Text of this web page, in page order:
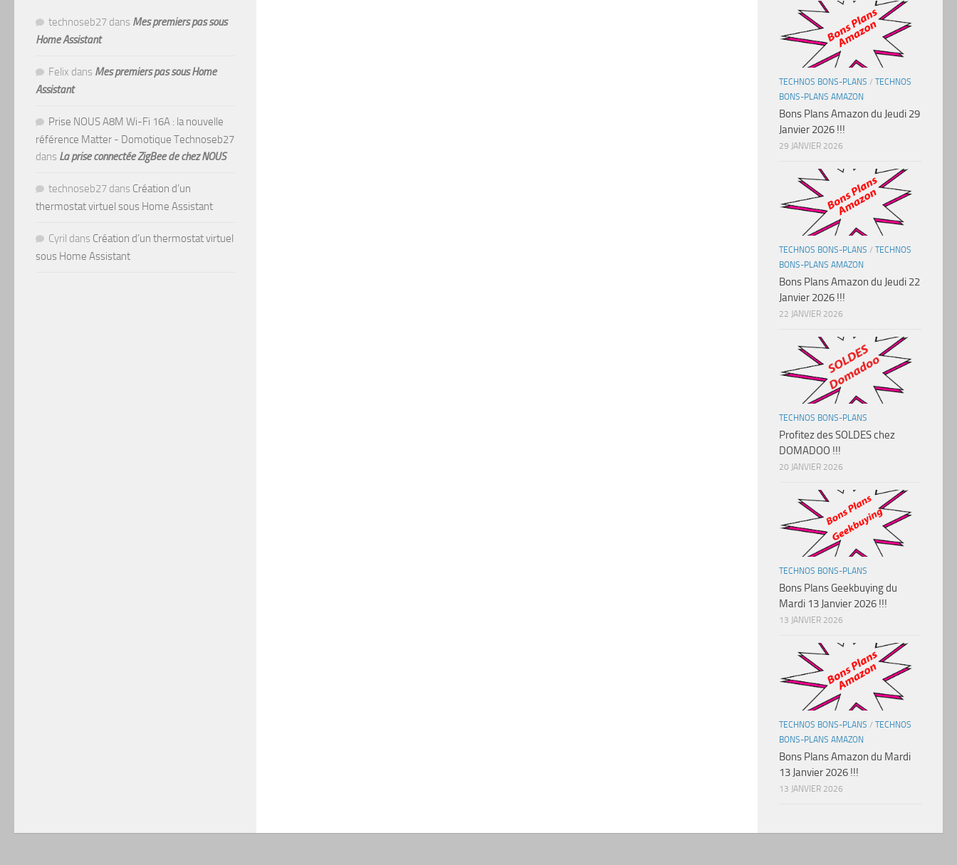
technoseb27 dans Mes premiers pas sous
Home Assistant
Felix dans Mes premiers pas sous Home
Assistant
Prise NOUS A8M Wi-Fi 16A : la nouvelle
référence Matter - Domotique Technoseb27
dans La prise connectée ZigBee de chez NOUS
technoseb27 dans Création d’un
thermostat virtuel sous Home Assistant
Cyril dans Création d’un thermostat virtuel
sous Home Assistant
TECHNOS BONS-PLANS / TECHNOS
BONS-PLANS AMAZON
Bons Plans Amazon du Jeudi 29
Janvier 2026 !!!
29 JANVIER 2026
TECHNOS BONS-PLANS / TECHNOS
BONS-PLANS AMAZON
Bons Plans Amazon du Jeudi 22
Janvier 2026 !!!
22 JANVIER 2026
TECHNOS BONS-PLANS
Profitez des SOLDES chez
DOMADOO !!!
20 JANVIER 2026
TECHNOS BONS-PLANS
Bons Plans Geekbuying du
Mardi 13 Janvier 2026 !!!
13 JANVIER 2026
TECHNOS BONS-PLANS / TECHNOS
BONS-PLANS AMAZON
Bons Plans Amazon du Mardi
13 Janvier 2026 !!!
13 JANVIER 2026